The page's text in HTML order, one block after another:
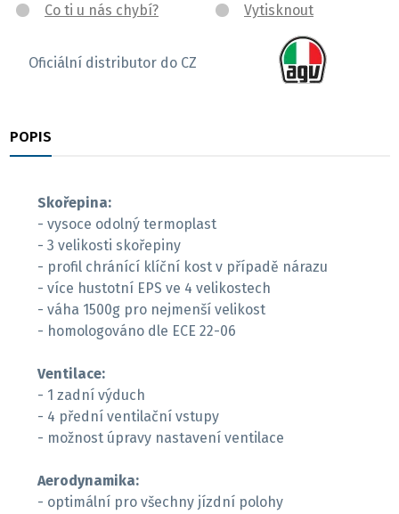
Co ti u nás chybí?
Vytisknout
Oficiální distributor do CZ
POPIS
Skořepina:
- vysoce odolný termoplast
- 3 velikosti skořepiny
- profil chránící klíční kost v případě nárazu
- více hustotní EPS ve 4 velikostech
- váha 1500g pro nejmenší velikost
- homologováno dle ECE 22-06
Ventilace:
- 1 zadní výduch
- 4 přední ventilační vstupy
- možnost úpravy nastavení ventilace
Aerodynamika:
- optimální pro všechny jízdní polohy